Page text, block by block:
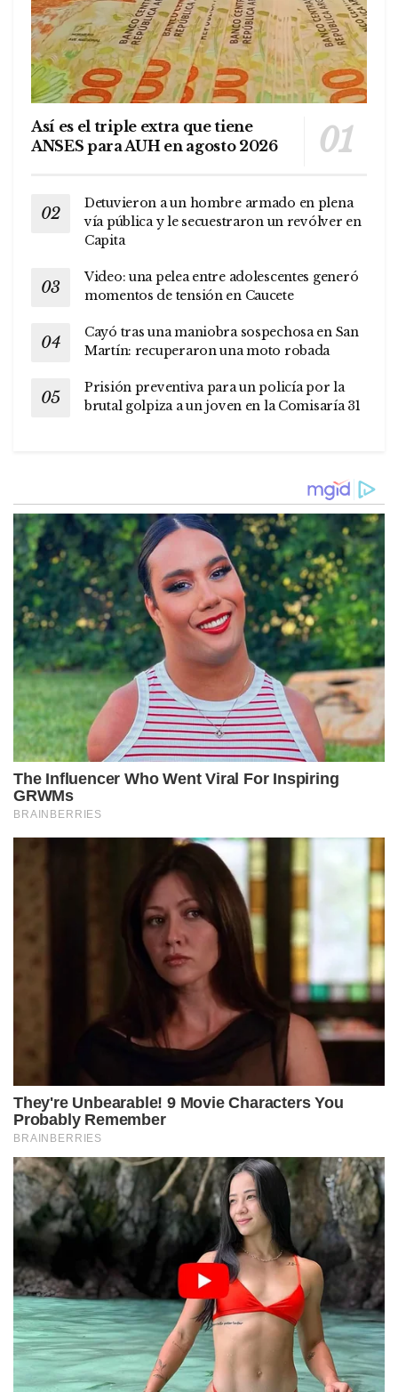
Así es el triple extra que tiene
ANSES para AUH en agosto 2026
Detuvieron a un hombre armado en plena
vía pública y le secuestraron un revólver en
Capita
Video: una pelea entre adolescentes generó
momentos de tensión en Caucete
Cayó tras una maniobra sospechosa en San
Martín: recuperaron una moto robada
Prisión preventiva para un policía por la
brutal golpiza a un joven en la Comisaría 31